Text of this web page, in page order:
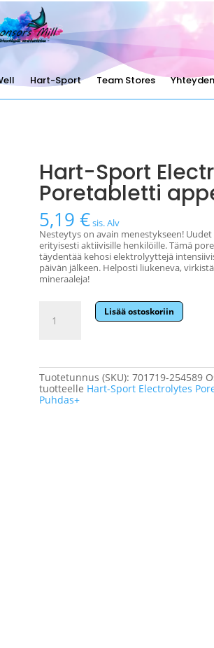
Hart-Sport Team Stores
Hart-Sport
Poretabletti
5,19 €sis. Alv
Nesteytys on avain menestykseen!
erityisesti aktiivisille henkilöille. Tämä
täydentää kehosi elektrolyyttejä
päivän jälkeen. Helposti liukeneva,
mineraaleja!
Sport
Electrolytes
tbl
määrä
Lisää ostoskoriin
Tuotetunnus (SKU): 701719-254589
tuotteelle Hart-Sport Electrolytes
Puhdas+